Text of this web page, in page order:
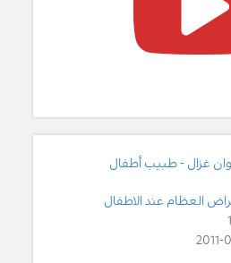
غزال - طبيب أطفال
العظام عند الاطفال